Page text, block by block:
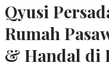
Qyusi
Rumah
& Handal di